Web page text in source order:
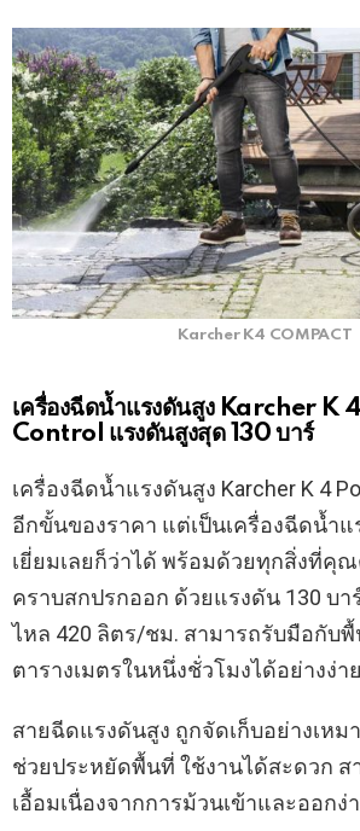
Karcher K4 COMPACT
เครื่องฉีดน้ำแรงดันสูง Karcher K
Control แรงดันสูงสุด 130 บาร์
เครื่องฉีดน้ำแรงดันสูง Karcher K 4
อีกขั้นของราคา แต่เป็นเครื่องฉีดน้ำ
เยี่ยมเลยก็ว่าได้ พร้อมด้วยทุกสิ่งที่คุ
คราบสกปรกออก ด้วยแรงดัน 130 บา
ไหล 420 ลิตร/ชม. สามารถรับมือกับ
ตารางเมตรในหนึ่งชั่วโมงได้อย่างง่า
สายฉีดแรงดันสูง ถูกจัดเก็บอย่างเห
ช่วยประหยัดพื้นที่ ใช้งานได้สะดวก ส
เอื้อมเนื่องจากการม้วนเข้าและออกง่